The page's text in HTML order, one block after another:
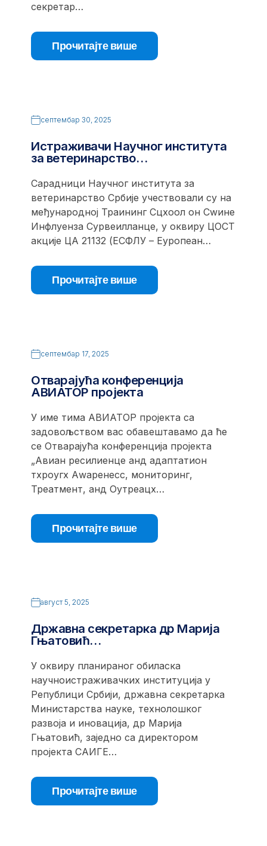
секретар…
Прочитајте више
септембар 30, 2025
Истраживачи Научног института
за ветеринарство…
Сарадници Научног института за
ветеринарство Србије учествовали су на
међународној Траининг Сцхоол он Сwине
Инфлуенза Сурвеилланце, у оквиру ЦОСТ
акције ЦА 21132 (ЕСФЛУ – Еуропеан…
Прочитајте више
септембар 17, 2025
Отварајућа конференција
АВИАТОР пројекта
У име тима АВИАТОР пројекта са
задовољством вас обавештавамо да ће
се Отварајућа конференција пројекта
„Авиан ресилиенце анд адаптатион
тхроугх Аwаренесс, мониторинг,
Треатмент, анд Оутреацх…
Прочитајте више
август 5, 2025
Државна секретарка др Марија
Гњатовић…
У оквиру планираног обиласка
научноистраживачких институција у
Републици Србији, државна секретарка
Министарства науке, технолошког
развоја и иновација, др Марија
Гњатовић, заједно са директором
пројекта САИГЕ…
Прочитајте више